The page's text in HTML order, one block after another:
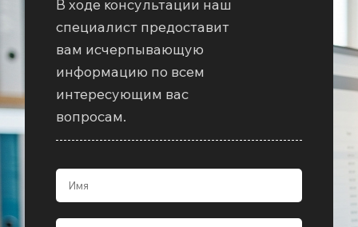
В ходе консультации наш
специалист предоставит
вам исчерпывающую
информацию по всем
интересующим вас
вопросам.